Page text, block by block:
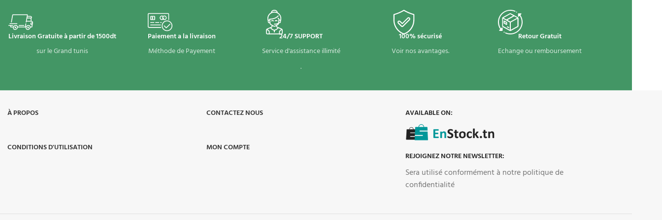
Livraison Gratuite à partir de 1500dt
sur le Grand tunis
Paiement a la livraison
Méthode de Payement
24/7 SUPPORT
Service d'assistance illimité
.
100% sécurisé
Voir nos avantages.
Retour Gratuit
Echange ou remboursement
À PROPOS​
CONDITIONS D'UTILISATION
CONTACTEZ NOUS
MON COMPTE
AVAILABLE ON:
REJOIGNEZ NOTRE NEWSLETTER:
Sera utilisé conformément à notre politique de
confidentialité